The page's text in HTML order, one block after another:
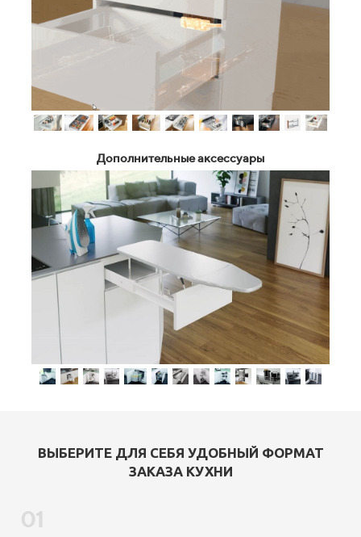
Дополнительные аксессуары
ВЫБЕРИТЕ ДЛЯ СЕБЯ УДОБНЫЙ ФОРМАТ
ЗАКАЗА КУХНИ
01